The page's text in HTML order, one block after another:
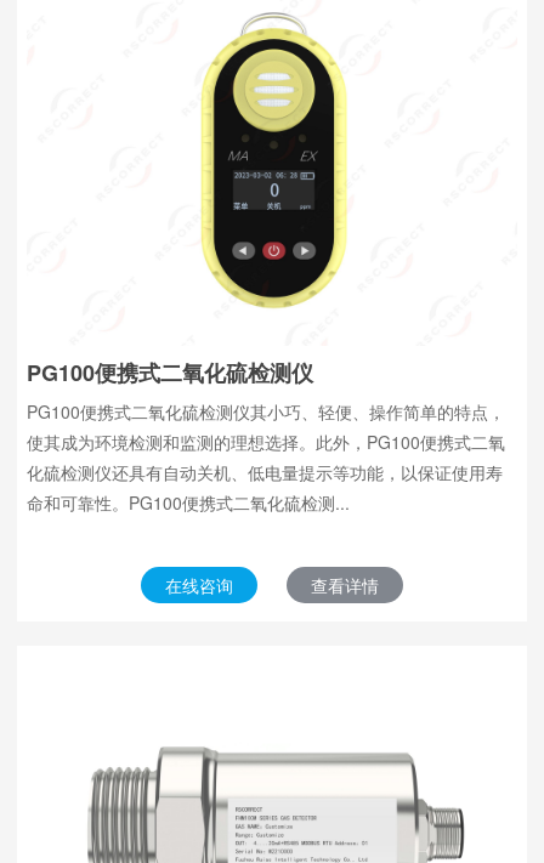
PG100便携式二氧化硫检测仪
PG100便携式二氧化硫检测仪其小巧、轻便、操作简单的特点，
使其成为环境检测和监测的理想选择。此外，PG100便携式二氧
化硫检测仪还具有自动关机、低电量提示等功能，以保证使用寿
命和可靠性。PG100便携式二氧化硫检测...
在线咨询 查看详情